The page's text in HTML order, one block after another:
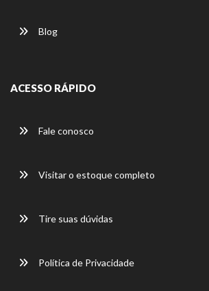
Blog
ACESSO RÁPIDO
Fale conosco
Visitar o estoque completo
Tire suas dúvidas
Política de Privacidade